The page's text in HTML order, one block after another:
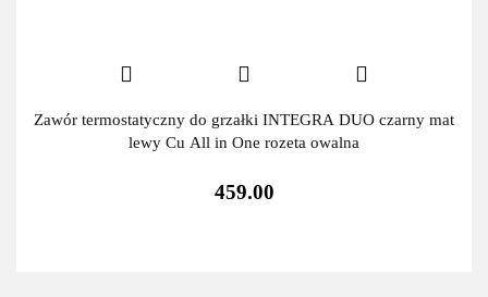
Zawór termostatyczny do grzałki INTEGRA DUO czarny mat
lewy Cu All in One rozeta owalna
459.00